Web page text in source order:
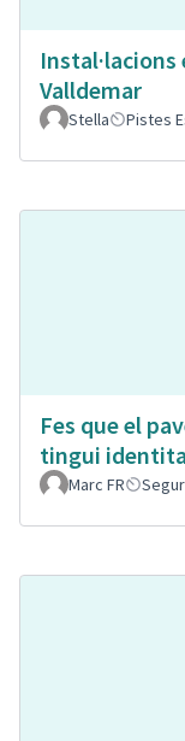
Valldemar
Stella Pistes
Fes que el
tingui
Marc FR Segur